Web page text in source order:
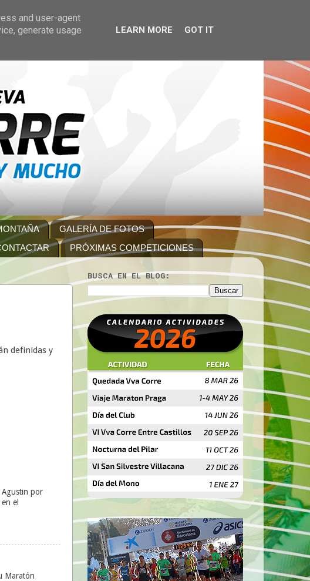
GALERÍA DE FOTOS
PRÓXIMAS COMPETICIONES
definidas y
Agustin por
el
Maratón
BUSCA EN EL BLOG:
and user-agent
generate usage
LEARN MORE GOT IT